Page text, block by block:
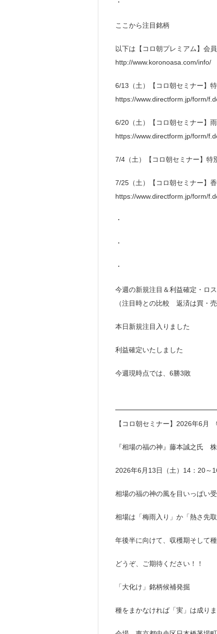
・
ここから注目銘柄
以下は【コロ朝プレミアム】会
http://www.koronoasa.com/info/
6/13（土）【コロ朝セミナー
https://www.directform.jp/form/
6/20（土）【コロ朝セミナー】
https://www.directform.jp/form/
7/4（土）【コロ朝セミナー】
7/25（土）【コロ朝セミナー】
https://www.directform.jp/form/
・
・
・
今週の新規注目＆利益確定・ロ
（注目時との比較 返済は買・
本日新規注目入りました
利益確定いたしました
今週現時点では、6勝3敗
【コロ朝セミナー】2026年6
『相場の福の神』藤本誠之氏
2026年6月13日（土）14：20～
相場の福の神の風を目いっぱい
相場は「梅雨入り」か「熱さ先
年後半に向けて、収穫期そして
どうぞ、ご期待ください！！
「大化け」銘柄候補発掘
種をまかなければ「実」は成り